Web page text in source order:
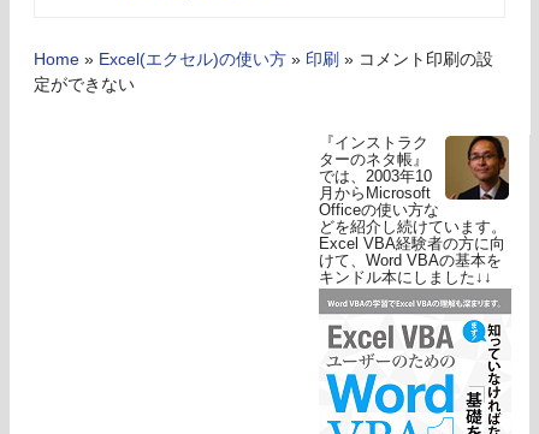
Home » Excel(エクセル)の使い方 » 印刷 » コメント印刷の設
定ができない
『インストラク
ターのネタ帳』
では、2003年10
月からMicrosoft
Officeの使い方な
どを紹介し続けています。
Excel VBA経験者の方に向
けて、Word VBAの基本を
キンドル本にしました↓↓